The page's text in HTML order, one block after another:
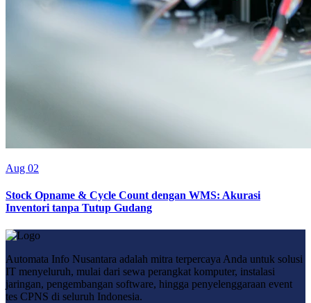
Aug 02
Stock Opname & Cycle Count dengan WMS: Akurasi
Inventori tanpa Tutup Gudang
Automata Info Nusantara adalah mitra terpercaya Anda untuk solusi
IT menyeluruh, mulai dari sewa perangkat komputer, instalasi
jaringan, pengembangan software, hingga penyelenggaraan event
tes CPNS di seluruh Indonesia.